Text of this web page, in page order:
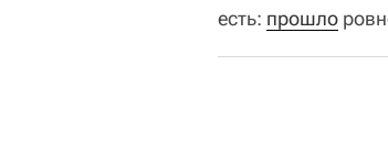
есть: прошло